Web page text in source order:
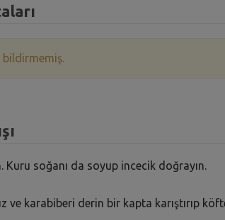
bildirmemiş.
Kuru soğanı da soyup incecik doğrayın.
ve karabiberi derin bir kapta karıştırıp